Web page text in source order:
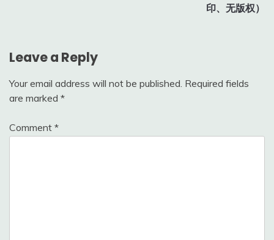
印、无版权）
Leave a Reply
Your email address will not be published. Required fields
are marked *
Comment *